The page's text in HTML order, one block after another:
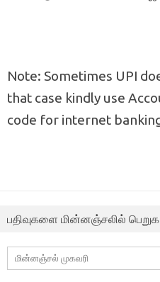
Note: Sometimes UPI
that case kindly use
code for internet
பதிவுகளை மின்னஞ்சலில் பெறுக
மின்னஞ்சல்
முகவரி